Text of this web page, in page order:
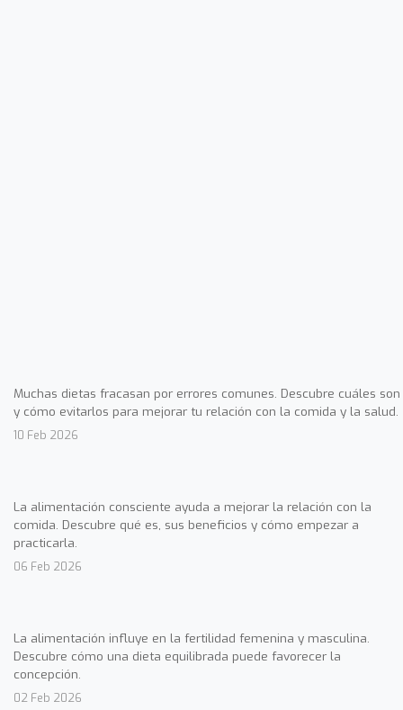
Muchas dietas fracasan por errores comunes. Descubre cuáles son
y cómo evitarlos para mejorar tu relación con la comida y la salud.
10 Feb 2026
La alimentación consciente ayuda a mejorar la relación con la
comida. Descubre qué es, sus beneficios y cómo empezar a
practicarla.
06 Feb 2026
La alimentación influye en la fertilidad femenina y masculina.
Descubre cómo una dieta equilibrada puede favorecer la
concepción.
02 Feb 2026